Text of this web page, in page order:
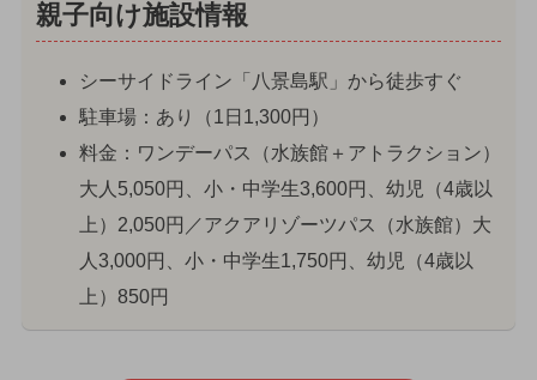
親子向け施設情報
シーサイドライン「八景島駅」から徒歩すぐ
駐車場：あり（1日1,300円）
料金：ワンデーパス（水族館＋アトラクション）
大人5,050円、小・中学生3,600円、幼児（4歳以
上）2,050円／アクアリゾーツパス（水族館）大
人3,000円、小・中学生1,750円、幼児（4歳以
上）850円